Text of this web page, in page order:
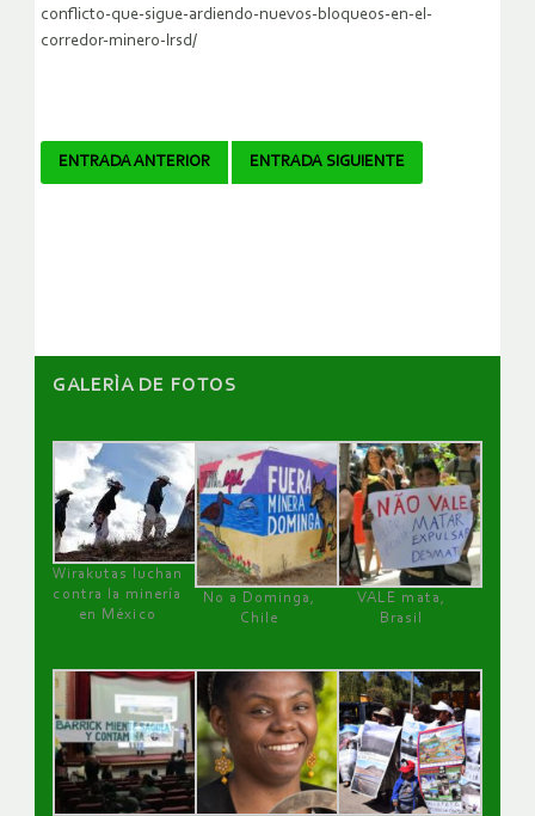
conflicto-que-sigue-ardiendo-nuevos-bloqueos-en-el-
corredor-minero-lrsd/
Navegador
ENTRADA ANTERIOR ENTRADA SIGUIENTE
GALERÌA DE FOTOS
Wirakutas luchan
contra la minería
en México
No a Dominga,
Chile
VALE mata,
Brasil